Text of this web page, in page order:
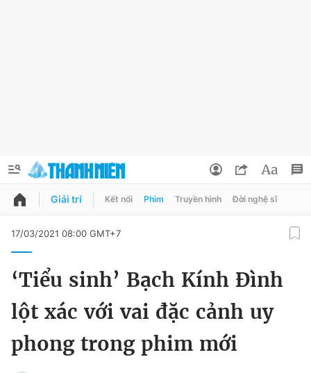
QUẢNG CÁO
Chào ngày mới
Đổi mật khẩu
Tin đã lưu
Tin đã xem
Giải trí Kết nối Phim Truyền hình Đời nghệ sĩ
17/03/2021 08:00 GMT+7
‘Tiểu sinh’ Bạch Kính Đình
lột xác với vai đặc cảnh uy
phong trong phim mới